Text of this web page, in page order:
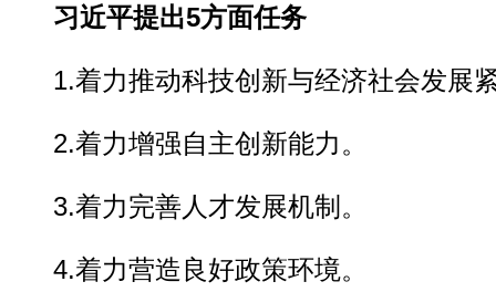
习近平提出5方面任务
1.着力推动科技创新与经济社会发展
2.着力增强自主创新能力。
3.着力完善人才发展机制。
4.着力营造良好政策环境。